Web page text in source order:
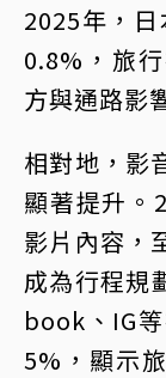
2025年，
0.8%，旅
方與通路影
相對地，影
顯著提升。
影片內容，
成為行程規
book、IG
5%，顯示